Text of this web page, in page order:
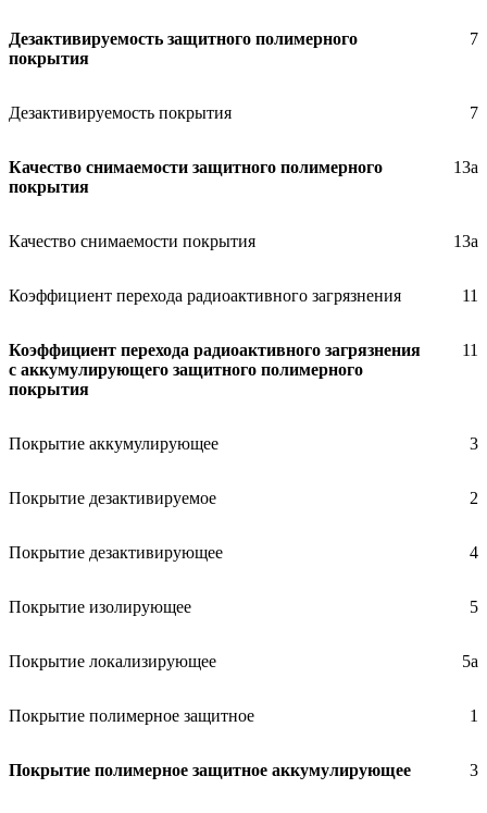
Дезактивируемость защитного полимерного
покрытия
7
Дезактивируемость покрытия 7
Качество снимаемости защитного полимерного
покрытия
13а
Качество снимаемости покрытия 13а
Коэффициент перехода радиоактивного загрязнения 11
Коэффициент перехода радиоактивного загрязнения
с аккумулирующего защитного полимерного
покрытия
11
Покрытие аккумулирующее 3
Покрытие дезактивируемое 2
Покрытие дезактивирующее 4
Покрытие изолирующее 5
Покрытие локализирующее 5а
Покрытие полимерное защитное 1
Покрытие полимерное защитное аккумулирующее 3